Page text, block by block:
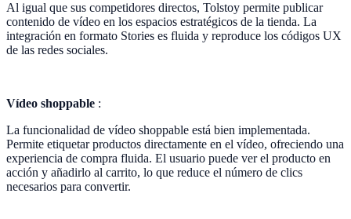
Al igual que sus competidores directos, Tolstoy permite publicar
contenido de vídeo en los espacios estratégicos de la tienda. La
integración en formato Stories es fluida y reproduce los códigos UX
de las redes sociales.
Vídeo shoppable :
La funcionalidad de vídeo shoppable está bien implementada.
Permite etiquetar productos directamente en el vídeo, ofreciendo una
experiencia de compra fluida. El usuario puede ver el producto en
acción y añadirlo al carrito, lo que reduce el número de clics
necesarios para convertir.